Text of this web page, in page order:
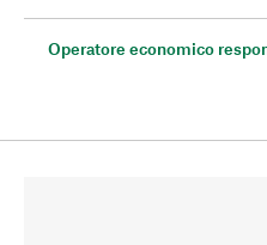
Operatore economico